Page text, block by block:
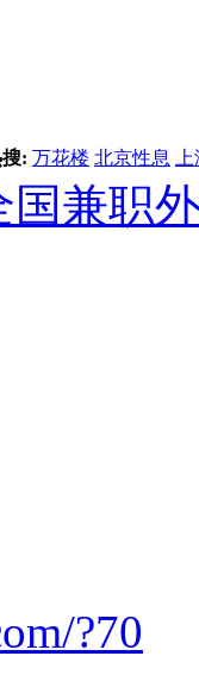
: 万花楼 北京性息
国兼职
?70